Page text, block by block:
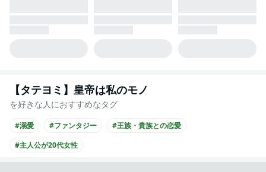
【タテヨミ】皇帝は私のモノ
を好きな人におすすめなタグ
#溺愛 #ファンタジー
#王族・貴族との恋愛
#主人公が20代女性